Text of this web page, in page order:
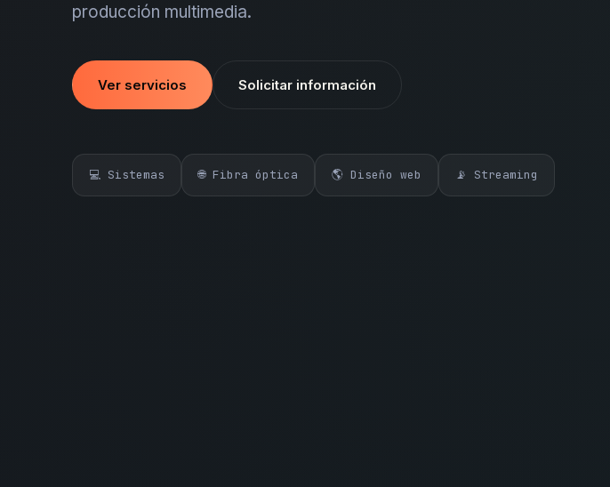
producción multimedia.
Ver servicios Solicitar información
💻 Sistemas 🌐 Fibra óptica 🌎 Diseño web 📡 Streaming